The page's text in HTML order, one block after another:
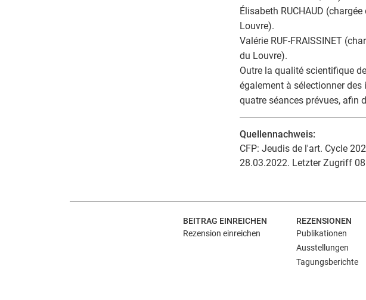
Élisabeth RUCHAUD
Louvre).
Valérie RUF-FRAISSINET
du Louvre).
Outre la qualité scientifique
également à sélectionner
quatre séances prévues, afin
Quellennachweis:
CFP: Jeudis de l'art. Cycle
28.03.2022. Letzter Zugriff
BEITRAG EINREICHEN
Rezension einreichen
REZENSIONEN
Publikationen
Ausstellungen
Tagungsberichte